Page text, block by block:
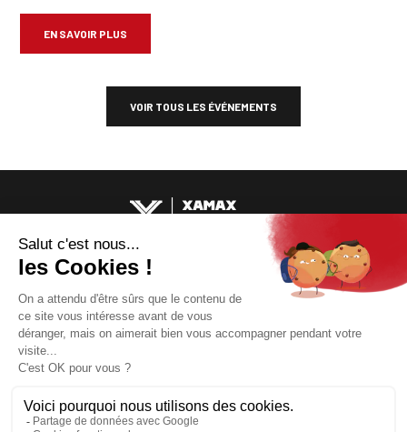
EN SAVOIR PLUS
VOIR TOUS LES ÉVÉNEMENTS
DES
AMIS
MATCHES & EVENTS
LE CLUB
MEMBRES
BALADE GOURMANDE
CONTACT